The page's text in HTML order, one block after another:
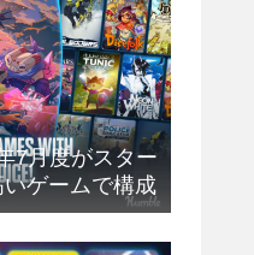
7月度がスター
いゲームで構成